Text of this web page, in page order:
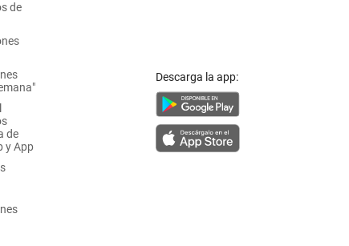
de
de
y App
Descarga la app: